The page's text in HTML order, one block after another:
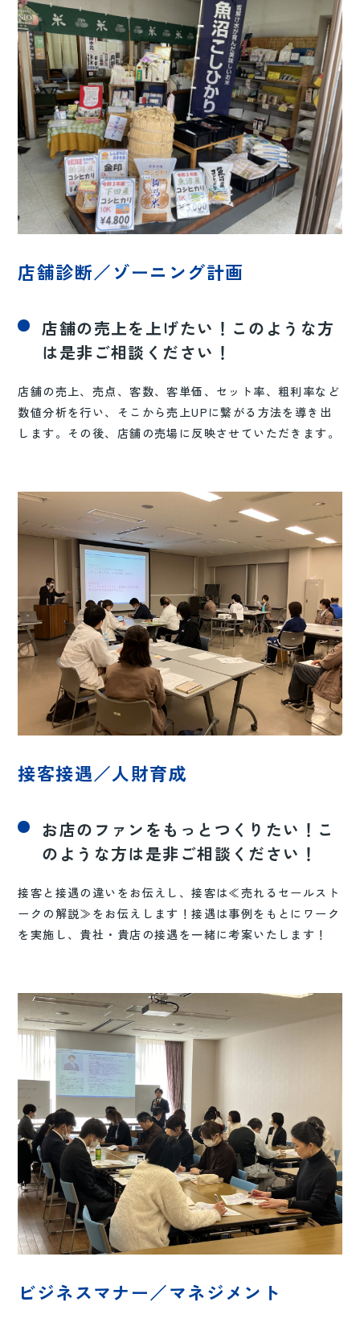
店舗診断／ゾーニング計画
店舗の売上を上げたい！このような方
は是非ご相談ください！
店舗の売上、売点、客数、客単価、セット率、粗利率など
数値分析を行い、そこから売上UPに繋がる方法を導き出
します。その後、店舗の売場に反映させていただきます。
接客接遇／人財育成
お店のファンをもっとつくりたい！こ
のような方は是非ご相談ください！
接客と接遇の違いをお伝えし、接客は≪売れるセールスト
ークの解説≫をお伝えします！接遇は事例をもとにワーク
を実施し、貴社・貴店の接遇を一緒に考案いたします！
ビジネスマナー／マネジメント